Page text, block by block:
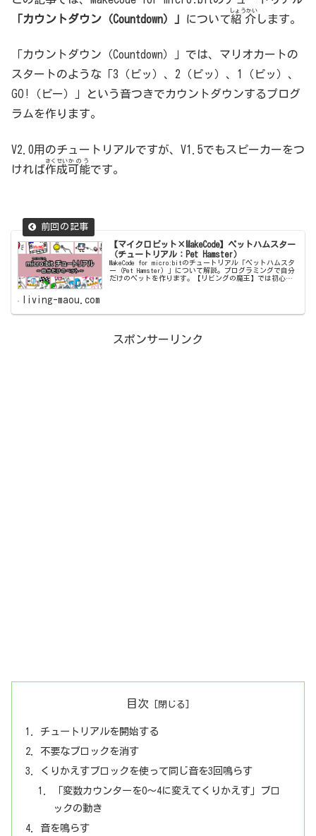
「カウントダウン（Countdown）」
について紹介
しょうかい
します。
「カウントダウン（Countdown）」では、マリオカートの
スタートのような「3（ピッ）、2（ピッ）、1（ピッ）、
GO!（ピー）」という音つきでカウントダウンするプログ
ラムを作ります。
V2.0用のチュートリアルですが、V1.5でもスピーカーをつ
ければ作成
さくせい
可能
かのう
です。
【マイクロビット×MakeCode】ペットハムスター
（チュートリアル：Pet Hamster）
MakeCode for micro:bitのチュートリアル「ペットハムスタ
ー（Pet Hamster）」について解説。プログラミングで自分
だけのペットを作ります。【リビングの魔王】では初心者
living-maou.com
スポンサーリンク
目次
チュートリアルを開始する
不要なブロックを消す
くりかえすブロックを使って同じ音を3回鳴らす
「変数カウンターを0～4に変えてくりかえす」ブロ
ックの動き
音を鳴らす